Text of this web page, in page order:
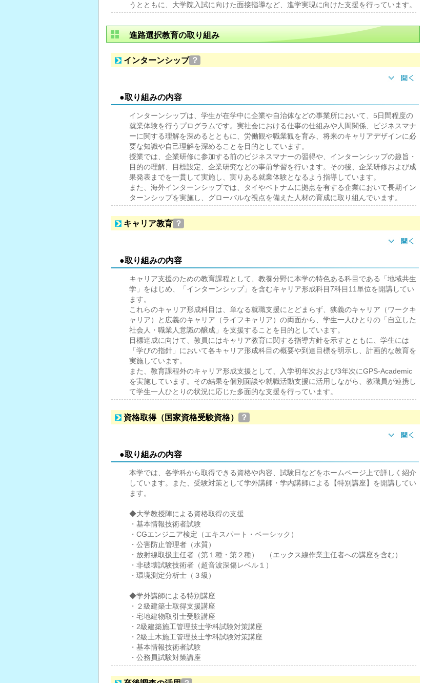
うとともに、大学院入試に向けた面接指導など、進学実現に向けた支援を行っています。
進路選択教育の取り組み
インターンシップ ？
●取り組みの内容
インターンシップは、学生が在学中に企業や自治体などの事業所において、5日間程度の
就業体験を行うプログラムです。実社会における仕事の仕組みや人間関係、ビジネスマナ
ーに関する理解を深めるとともに、労働観や職業観を育み、将来のキャリアデザインに必
要な知識や自己理解を深めることを目的としています。
授業では、企業研修に参加する前のビジネスマナーの習得や、インターンシップの趣旨・
目的の理解、目標設定、企業研究などの事前学習を行います。その後、企業研修および成
果発表までを一貫して実施し、実りある就業体験となるよう指導しています。
また、海外インターンシップでは、タイやベトナムに拠点を有する企業において長期イン
ターンシップを実施し、グローバルな視点を備えた人材の育成に取り組んでいます。
キャリア教育 ？
●取り組みの内容
キャリア支援のための教育課程として、教養分野に本学の特色ある科目である「地域共生
学」をはじめ、「インターンシップ」を含むキャリア形成科目7科目11単位を開講してい
ます。
これらのキャリア形成科目は、単なる就職支援にとどまらず、狭義のキャリア（ワークキ
ャリア）と広義のキャリア（ライフキャリア）の両面から、学生一人ひとりの「自立した
社会人・職業人意識の醸成」を支援することを目的としています。
目標達成に向けて、教員にはキャリア教育に関する指導方針を示すとともに、学生には
「学びの指針」において各キャリア形成科目の概要や到達目標を明示し、計画的な教育を
実施しています。
また、教育課程外のキャリア形成支援として、入学初年次および3年次にGPS-Academic
を実施しています。その結果を個別面談や就職活動支援に活用しながら、教職員が連携し
て学生一人ひとりの状況に応じた多面的な支援を行っています。
資格取得（国家資格受験資格） ？
●取り組みの内容
本学では、各学科から取得できる資格や内容、試験日などをホームページ上で詳しく紹介
しています。また、受験対策として学外講師・学内講師による【特別講座】を開講してい
ます。
◆大学教授陣による資格取得の支援
・基本情報技術者試験
・CGエンジニア検定（エキスパート・ベーシック）
・公害防止管理者（水質）
・放射線取扱主任者（第１種・第２種） （エックス線作業主任者への講座を含む）
・非破壊試験技術者（超音波深傷レベル１）
・環境測定分析士（３級）
◆学外講師による特別講座
・２級建築士取得支援講座
・宅地建物取引士受験講座
・2級建築施工管理技士学科試験対策講座
・2級土木施工管理技士学科試験対策講座
・基本情報技術者試験
・公務員試験対策講座